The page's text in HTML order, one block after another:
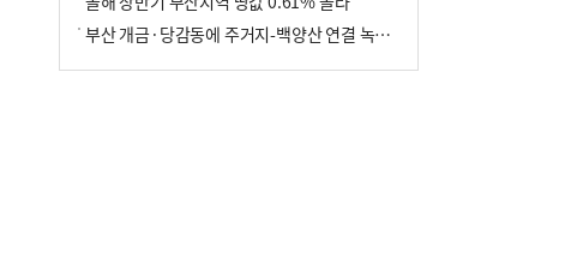
부산 개금·당감동에 주거지-백양산 연결 녹지 조성